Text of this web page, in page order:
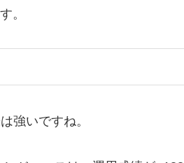
。
強いですね。